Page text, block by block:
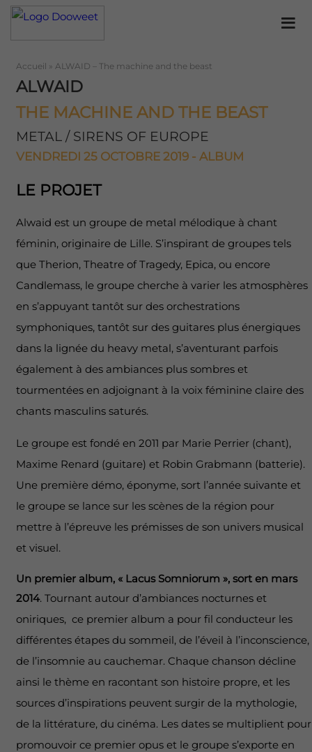
Accueil » ALWAID – The machine and the beast
ALWAID
THE MACHINE AND THE BEAST
METAL / SIRENS OF EUROPE
VENDREDI 25 OCTOBRE 2019 - ALBUM
LE PROJET
Alwaid est un groupe de metal mélodique à chant
féminin, originaire de Lille. S’inspirant de groupes tels
que Therion, Theatre of Tragedy, Epica, ou encore
Candlemass, le groupe cherche à varier les atmosphères
en s’appuyant tantôt sur des orchestrations
symphoniques, tantôt sur des guitares plus énergiques
dans la lignée du heavy metal, s’aventurant parfois
également à des ambiances plus sombres et
tourmentées en adjoignant à la voix féminine claire des
chants masculins saturés.
Le groupe est fondé en 2011 par Marie Perrier (chant),
Maxime Renard (guitare) et Robin Grabmann (batterie).
Une première démo, éponyme, sort l’année suivante et
le groupe se lance sur les scènes de la région pour
mettre à l’épreuve les prémisses de son univers musical
et visuel.
Un premier album, « Lacus Somniorum », sort en mars
2014. Tournant autour d’ambiances nocturnes et
oniriques, ce premier album a pour fil conducteur les
différentes étapes du sommeil, de l’éveil à l’inconscience,
de l’insomnie au cauchemar. Chaque chanson décline
ainsi le thème en racontant son histoire propre, et les
sources d’inspirations peuvent surgir de la mythologie,
de la littérature, du cinéma. Les dates se multiplient pour
promouvoir ce premier opus et le groupe s’exporte en